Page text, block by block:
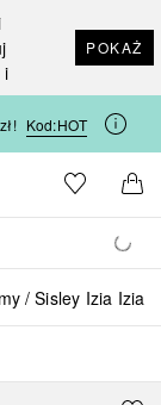
i
POKAŻ
Kod:HOT
główna Douglas
Do listyDo
Sisley Izia Izia